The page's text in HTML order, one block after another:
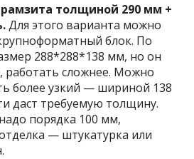
толщиной 290 мм +
Для этого варианта можно
блок. По
288*288*138 мм, но он
работать сложнее. Можно
более узкий — шириной 138
даст требуемую толщину.
порядка 100 мм,
— штукатурка или